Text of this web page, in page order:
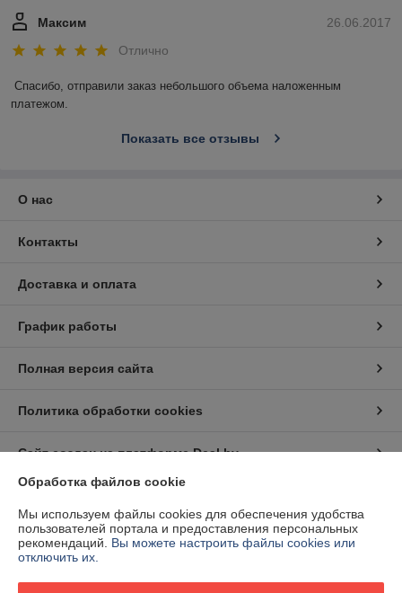
26.06.2017
Максим
Отлично
Спасибо, отправили заказ небольшого объема наложенным
платежом.
Показать все отзывы
О нас
Контакты
Доставка и оплата
График работы
Полная версия сайта
Политика обработки cookies
Сайт создан на платформе Deal.by
Информация для покупателя
Юридическое лицо:Частное предприятие "Белэнергодеталь"
220040, г. Минск, ул. Тиражная д. 63, комн. 6
Регистрационный номер ЕГР: 193006217
Обработка файлов cookie
Мы используем файлы cookies для обеспечения удобства
пользователей портала и предоставления персональных
рекомендаций. Вы можете настроить файлы cookies или
отключить их.